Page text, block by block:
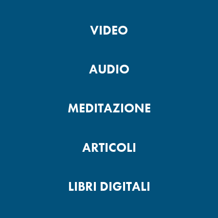
VIDEO
AUDIO
MEDITAZIONE
ARTICOLI
LIBRI DIGITALI